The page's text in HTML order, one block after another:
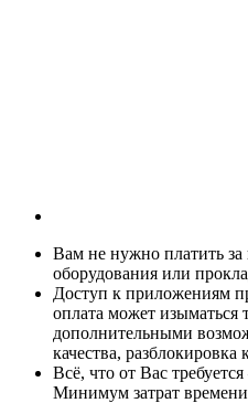
Вам не нужно платить
оборудования или
Доступ к приложениям
оплата может изыматься
дополнительными
качества, разблокировка
Всё, что от Вас
Минимум затрат